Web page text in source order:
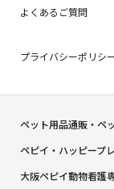
よくあるご質問
プライバシーポリシ
ペット用品通販・ペ
ペピイ・ハッピープ
大阪ペピイ動物看護